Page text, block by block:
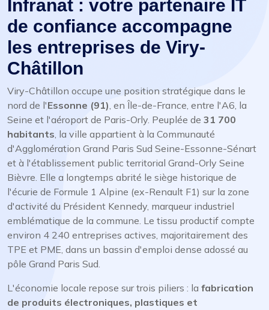
Infranat : votre partenaire IT
de confiance accompagne
les entreprises de Viry-
Châtillon
Viry-Châtillon occupe une position stratégique dans le
nord de l'Essonne (91), en Île-de-France, entre l'A6, la
Seine et l'aéroport de Paris-Orly. Peuplée de 31 700
habitants, la ville appartient à la Communauté
d'Agglomération Grand Paris Sud Seine-Essonne-Sénart
et à l'établissement public territorial Grand-Orly Seine
Bièvre. Elle a longtemps abrité le siège historique de
l'écurie de Formule 1 Alpine (ex-Renault F1) sur la zone
d'activité du Président Kennedy, marqueur industriel
emblématique de la commune. Le tissu productif compte
environ 4 240 entreprises actives, majoritairement des
TPE et PME, dans un bassin d'emploi dense adossé au
pôle Grand Paris Sud.
L'économie locale repose sur trois piliers : la fabrication
de produits électroniques, plastiques et